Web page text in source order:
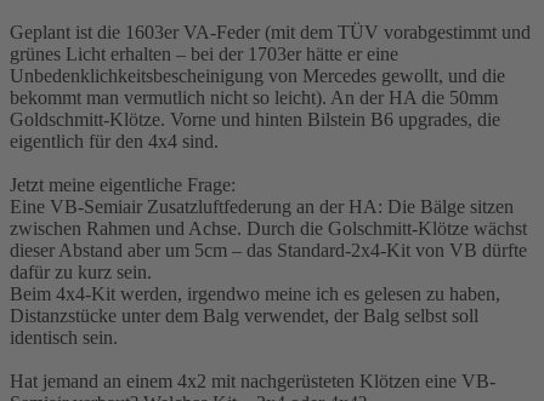
Geplant ist die 1603er VA-Feder (mit dem TÜV vorabgestimmt und
grünes Licht erhalten – bei der 1703er hätte er eine
Unbedenklichkeitsbescheinigung von Mercedes gewollt, und die
bekommt man vermutlich nicht so leicht). An der HA die 50mm
Goldschmitt-Klötze. Vorne und hinten Bilstein B6 upgrades, die
eigentlich für den 4x4 sind.
Jetzt meine eigentliche Frage:
Eine VB-Semiair Zusatzluftfederung an der HA: Die Bälge sitzen
zwischen Rahmen und Achse. Durch die Golschmitt-Klötze wächst
dieser Abstand aber um 5cm – das Standard-2x4-Kit von VB dürfte
dafür zu kurz sein.
Beim 4x4-Kit werden, irgendwo meine ich es gelesen zu haben,
Distanzstücke unter dem Balg verwendet, der Balg selbst soll
identisch sein.
Hat jemand an einem 4x2 mit nachgerüsteten Klötzen eine VB-